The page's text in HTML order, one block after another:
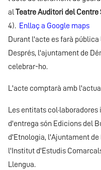
al Teatre Auditori del Centre
4). Enllaç a Google maps
Durant l'acte es farà
Després, l'ajuntament de
celebrar-ho.
L'acte comptarà amb
Les entitats
d'entrega són Edicions del
d'Etnologia, l'Ajuntament
l'Institut d'Estudis
Llengua.